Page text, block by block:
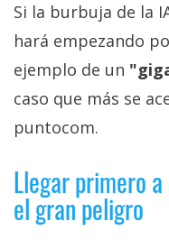
Si la burbuja de la
hará empezando
ejemplo de un
caso que más se
puntocom.
Llegar primero
el gran peligro